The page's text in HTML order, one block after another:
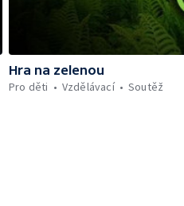
Hra na zelenou
Pro děti
Vzdělávací Soutěž